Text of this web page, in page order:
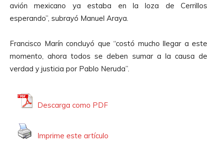
avión mexicano ya estaba en la loza de Cerrillos
esperando”, subrayó Manuel Araya.
Francisco Marín concluyó que “costó mucho llegar a este
momento, ahora todos se deben sumar a la causa de
verdad y justicia por Pablo Neruda”.
Descarga como PDF
Imprime este artículo